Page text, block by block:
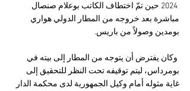
2024 حين تمّ اختطاف الكاتب بوعلام صنصال
مباشرة بعد خروجه من المطار الدولي هواري
بومدين وصولاً من باريس.
وكان يفترض أن يتوجه من المطار إلى بيته في
بومرداس، ليتم توقيفه تحت النظر للتحقيق إلى
غاية مثوله أمام وكيل الجمهورية لدى محكمة الدار